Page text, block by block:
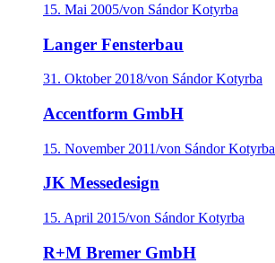
15. Mai 2005/von Sándor Kotyrba
Langer Fensterbau
31. Oktober 2018/von Sándor Kotyrba
Accentform GmbH
15. November 2011/von Sándor Kotyrba
JK Messedesign
15. April 2015/von Sándor Kotyrba
R+M Bremer GmbH